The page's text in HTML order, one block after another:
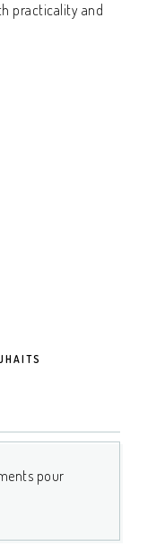
practicality and
pour